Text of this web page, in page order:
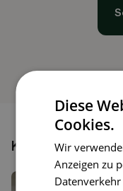
Könnte dir auch
Diese
Cookies.
Wir
Anzeigen zu